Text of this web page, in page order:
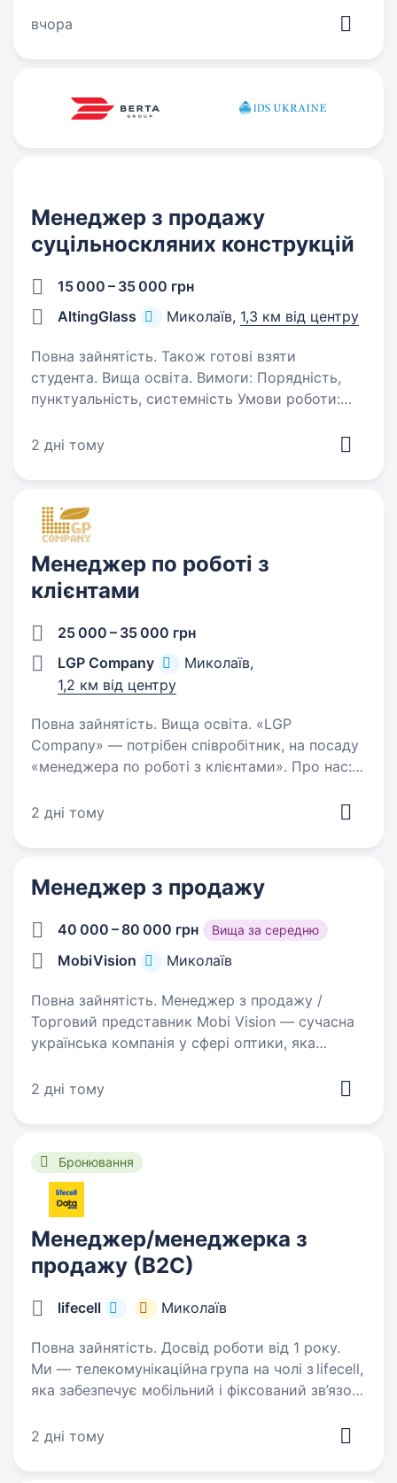
та розвиватись. Що потрібно робити: Активно
вчора
Менеджер з продажу
суцільноскляних конструкцій
15 000 – 35 000 грн
AltingGlass
Миколаїв, 1,3 км від центру
Повна зайнятість. Також готові взяти
студента. Вища освіта. Вимоги: Порядність,
пунктуальність, системність Умови роботи:
роботи офісу робити прорахунки- супровід
2 дні тому
Менеджер по роботі з
клієнтами
25 000 – 35 000 грн
LGP Company
Миколаїв,
1,2 км від центру
Повна зайнятість. Вища освіта. «LGP
Company» — потрібен співробітник, на посаду
«менеджера по роботі з клієнтами». Про нас:
та стала лідером з надання послуг у сфері
2 дні тому
Менеджер з продажу
40 000 – 80 000 грн Вища за середню
MobiVision Миколаїв
Повна зайнятість. Менеджер з продажу /
Торговий представник Mobi Vision — сучасна
українська компанія у сфері оптики, яка
Ми допомагаємо людям отримувати
2 дні тому
Бронювання
Менеджер/менеджерка з
продажу (В2С)
lifecell Миколаїв
Повна зайнятість. Досвід роботи від 1 року.
Ми — телекомунікаційна група на чолі з lifecell,
яка забезпечує мобільний і фіксований зв’язок,
мільйонів українців. Наша мета незмінна —
2 дні тому